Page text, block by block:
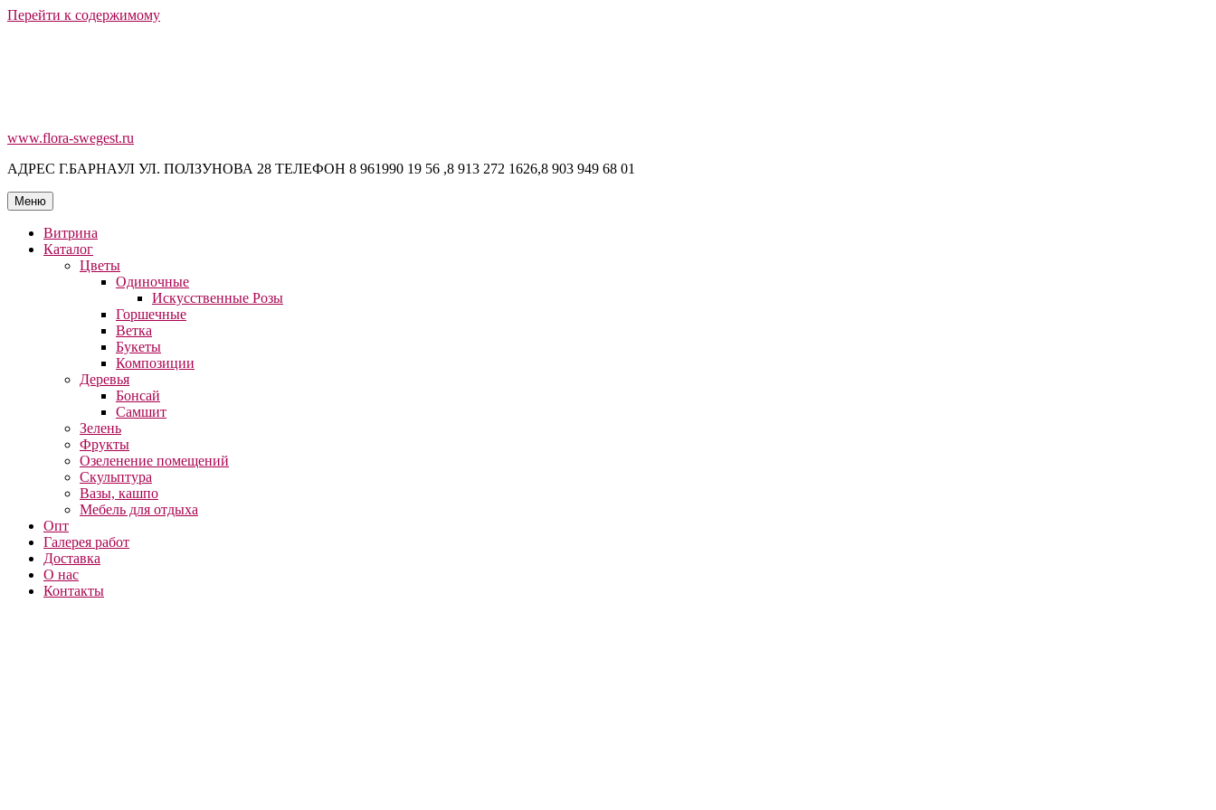
Перейти к содержимому
www.flora-swegest.ru
АДРЕС Г.БАРНАУЛ УЛ. ПОЛЗУНОВА 28 ТЕЛЕФОН 8 961990 19 56 ,8 913 272 1626,8 903 949 68 01
Меню
Витрина
Каталог
Цветы
Одиночные
Искусственные Розы
Горшечные
Ветка
Букеты
Композиции
Деревья
Бонсай
Самшит
Зелень
Фрукты
Озеленение помещений
Скульптура
Вазы, кашпо
Мебель для отдыха
Опт
Галерея работ
Доставка
О нас
Контакты